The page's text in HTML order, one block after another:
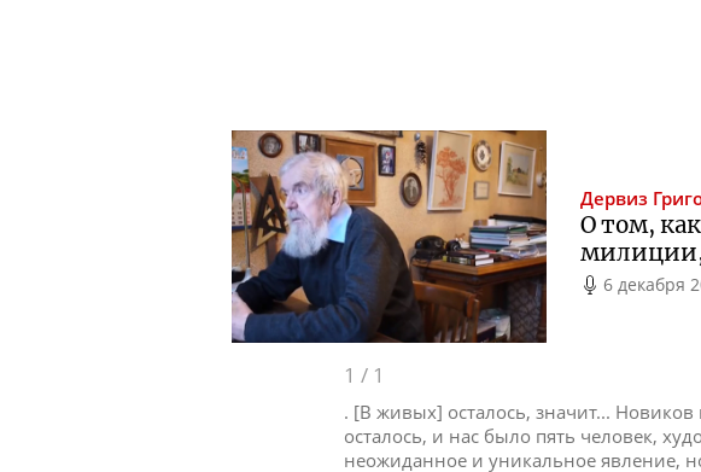
Дервиз
О том,
милиции,
6 декабря
1 / 1
. [В живых] осталось, значит...
осталось, и нас было пять человек,
неожиданное и уникальное явление,